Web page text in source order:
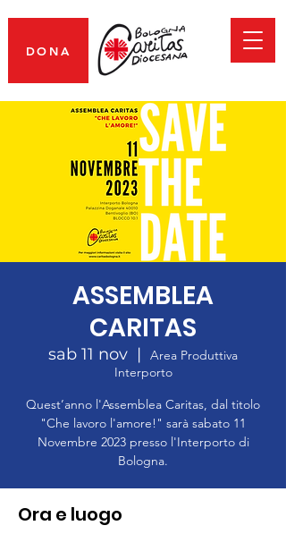
DONA
ASSEMBLEA
CARITAS
sab 11 nov
  |
Area Produttiva
Interporto
Quest’anno l'Assemblea Caritas, dal titolo
"Che lavoro l'amore!" sarà sabato 11
Novembre 2023 presso l'Interporto di
Bologna.
Ora e luogo